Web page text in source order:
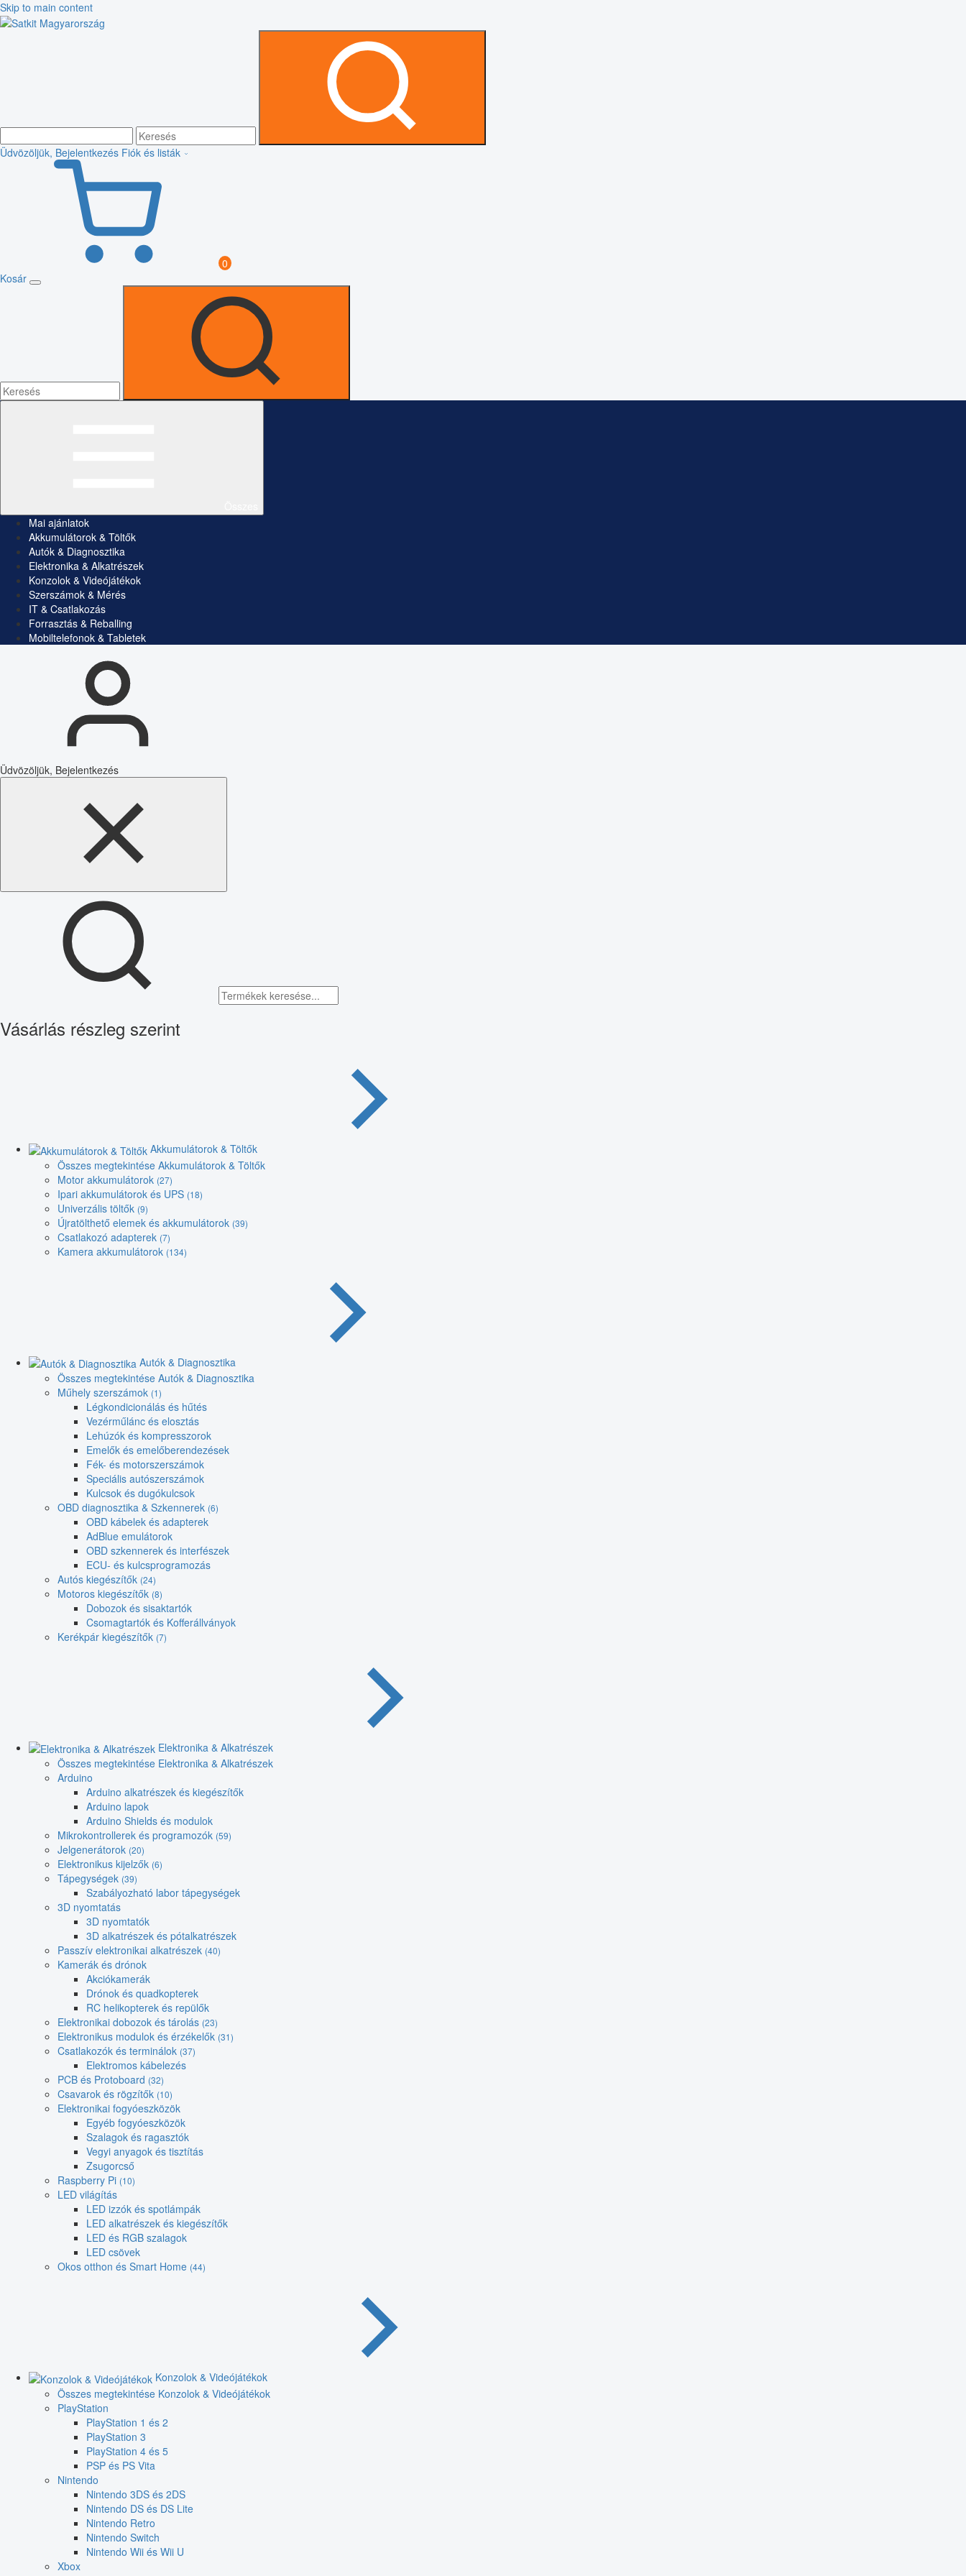
Skip to main content
Üdvözöljük, Bejelentkezés Fiók és listák
0
Kosár
Mai ajánlatok
Akkumulátorok & Töltők
Autók & Diagnosztika
Elektronika & Alkatrészek
Konzolok & Videójátékok
Szerszámok & Mérés
IT & Csatlakozás
Forrasztás & Reballing
Mobiltelefonok & Tabletek
Üdvözöljük, Bejelentkezés
Vásárlás részleg szerint
Akkumulátorok & Töltők
Összes megtekintése Akkumulátorok & Töltők
Motor akkumulátorok (27)
Ipari akkumulátorok és UPS (18)
Univerzális töltők (9)
Újratölthető elemek és akkumulátorok (39)
Csatlakozó adapterek (7)
Kamera akkumulátorok (134)
Autók & Diagnosztika
Összes megtekintése Autók & Diagnosztika
Műhely szerszámok (1)
Légkondicionálás és hűtés
Vezérműlánc és elosztás
Lehúzók és kompresszorok
Emelők és emelőberendezések
Fék- és motorszerszámok
Speciális autószerszámok
Kulcsok és dugókulcsok
OBD diagnosztika & Szkennerek (6)
OBD kábelek és adapterek
AdBlue emulátorok
OBD szkennerek és interfészek
ECU- és kulcsprogramozás
Autós kiegészítők (24)
Motoros kiegészítők (8)
Dobozok és sisaktartók
Csomagtartók és Kofferállványok
Kerékpár kiegészítők (7)
Elektronika & Alkatrészek
Összes megtekintése Elektronika & Alkatrészek
Arduino
Arduino alkatrészek és kiegészítők
Arduino lapok
Arduino Shields és modulok
Mikrokontrollerek és programozók (59)
Jelgenerátorok (20)
Elektronikus kijelzők (6)
Tápegységek (39)
Szabályozható labor tápegységek
3D nyomtatás
3D nyomtatók
3D alkatrészek és pótalkatrészek
Passzív elektronikai alkatrészek (40)
Kamerák és drónok
Akciókamerák
Drónok és quadkopterek
RC helikopterek és repülők
Elektronikai dobozok és tárolás (23)
Elektronikus modulok és érzékelők (31)
Csatlakozók és terminálok (37)
Elektromos kábelezés
PCB és Protoboard (32)
Csavarok és rögzítők (10)
Elektronikai fogyóeszközök
Egyéb fogyóeszközök
Szalagok és ragasztók
Vegyi anyagok és tisztítás
Zsugorcső
Raspberry Pi (10)
LED világítás
LED izzók és spotlámpák
LED alkatrészek és kiegészítők
LED és RGB szalagok
LED csövek
Okos otthon és Smart Home (44)
Konzolok & Videójátékok
Összes megtekintése Konzolok & Videójátékok
PlayStation
PlayStation 1 és 2
PlayStation 3
PlayStation 4 és 5
PSP és PS Vita
Nintendo
Nintendo 3DS és 2DS
Nintendo DS és DS Lite
Nintendo Retro
Nintendo Switch
Nintendo Wii és Wii U
Xbox